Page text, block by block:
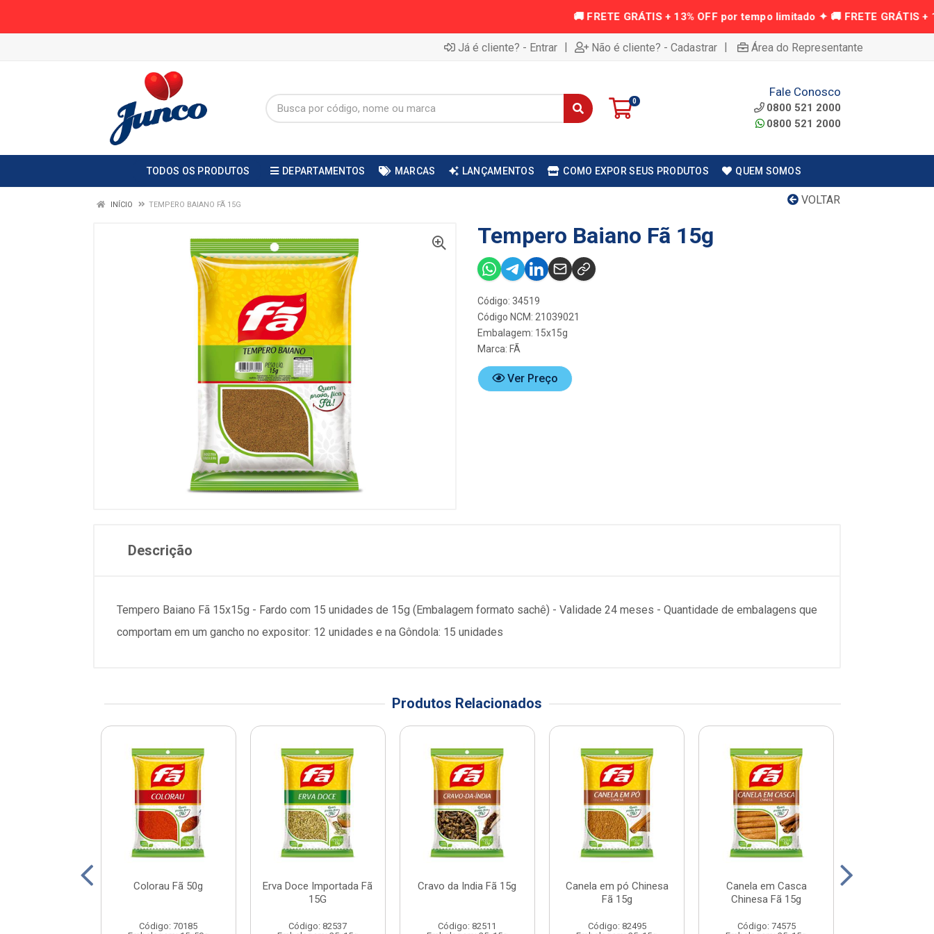
Já é cliente? - Entrar | Não é cliente? - Cadastrar | Área do Representante
0
Fale Conosco
0800 521 2000
0800 521 2000
TODOS OS PRODUTOS DEPARTAMENTOS MARCAS LANÇAMENTOS COMO EXPOR SEUS PRODUTOS QUEM SOMOS
VOLTAR
INÍCIO TEMPERO BAIANO FÃ 15G
Tempero Baiano Fã 15g
Código: 34519
Código NCM: 21039021
Embalagem: 15x15g
Marca: FÃ
Ver Preço
Descrição
Tempero Baiano Fã 15x15g - Fardo com 15 unidades de 15g (Embalagem formato sachê) - Validade 24 meses - Quantidade de embalagens que
comportam em um gancho no expositor: 12 unidades e na Gôndola: 15 unidades
Produtos Relacionados
Colorau Fã 50g
Código: 70185
Erva Doce Importada Fã
15G
Código: 82537
Cravo da India Fã 15g
Código: 82511
Canela em pó Chinesa
Fã 15g
Código: 82495
Canela em Casca
Chinesa Fã 15g
Código: 74575